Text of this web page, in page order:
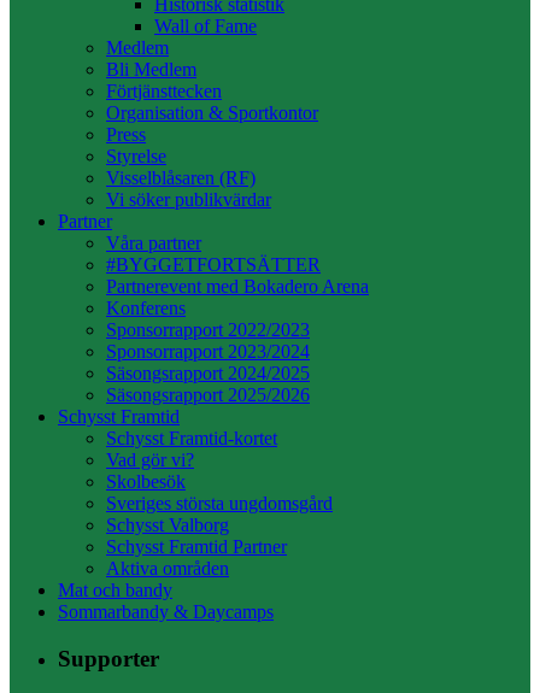
Historisk statistik
Wall of Fame
Medlem
Bli Medlem
Förtjänsttecken
Organisation & Sportkontor
Press
Styrelse
Visselblåsaren (RF)
Vi söker publikvärdar
Partner
Våra partner
#BYGGETFORTSÄTTER
Partnerevent med Bokadero Arena
Konferens
Sponsorrapport 2022/2023
Sponsorrapport 2023/2024
Säsongsrapport 2024/2025
Säsongsrapport 2025/2026
Schysst Framtid
Schysst Framtid-kortet
Vad gör vi?
Skolbesök
Sveriges största ungdomsgård
Schysst Valborg
Schysst Framtid Partner
Aktiva områden
Mat och bandy
Sommarbandy & Daycamps
Supporter